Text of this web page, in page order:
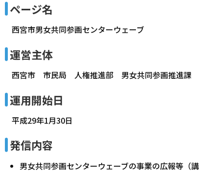
ページ名
西宮市男女共同参画センターウェーブ
運営主体
西宮市 市民局 人権推進部 男女共同参画推進課
運用開始日
平成29年1月30日
発信内容
男女共同参画センターウェーブの事業の広報等（講